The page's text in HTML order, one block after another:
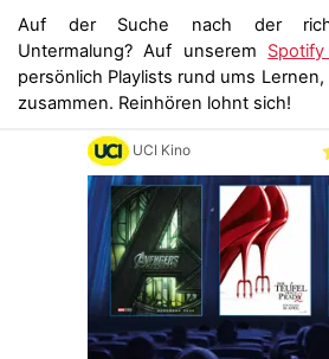
Auf der Suche nach der
Untermalung? Auf unserem
persönlich Playlists rund ums
zusammen. Reinhören lohnt sich!